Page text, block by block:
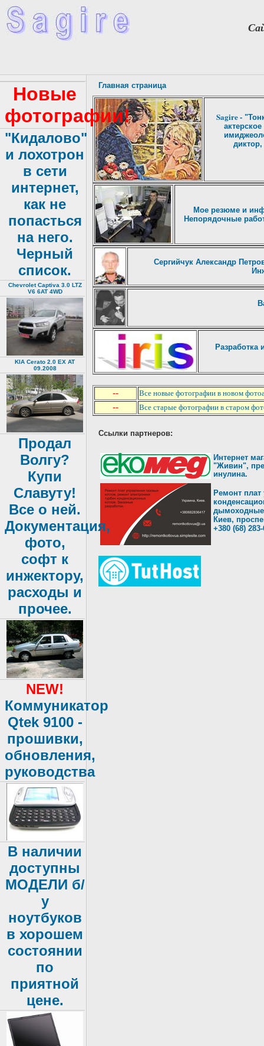
Главная страница
Sagire -
Мое резюме и
Непорядочные
Сергийчук Александр
Разработка
-- Все новые фотографии в новом
-- Все старые фотографии в старом
Ссылки партнеров:
Интернет
"Живин",
инулина.
Ремонт плат
Киев,
+380 (68)
Новые
фотографии!
"Кидалово"
и лохотрон
в сети
интернет,
как не
попасться
на него.
Черный
список.
Chevrolet Captiva 3.0 LTZ
V6 6AT 4WD
KIA Cerato 2.0 EX AT
09.2008
Продал
Волгу?
Купи
Славуту!
Все о ней.
Документация,
фото,
софт к
инжектору,
расходы и
прочее.
NEW!
Коммуникатор
Qtek 9100-
прошивки,
обновления,
руководства
В наличии
доступны
МОДЕЛИ б/
у
ноутбуков
в хорошем
состоянии
по
приятной
цене.